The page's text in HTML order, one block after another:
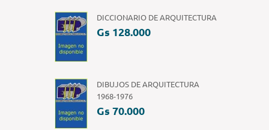
DICCIONARIO DE ARQUITECTURA
Gs 128.000
DIBUJOS DE ARQUITECTURA
1968-1976
Gs 70.000